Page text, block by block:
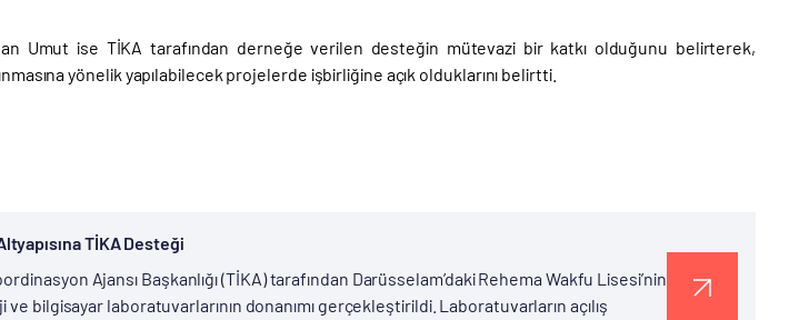
Umut ise TİKA tarafından derneğe verilen desteğin mütevazi bir katkı olduğunu belirterek,
yönelik yapılabilecek projelerde işbirliğine açık olduklarını belirtti.
TİKA Desteği
Ajansı Başkanlığı (TİKA) tarafından Darüsselam’daki Rehema Wakfu Lisesi’nin
ve bilgisayar laboratuvarlarının donanımı gerçekleştirildi. Laboratuvarların açılış